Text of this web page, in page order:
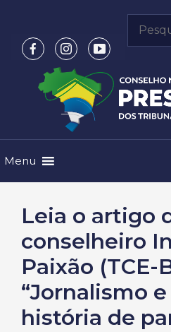
conteúdo
por:
Menu
Leia o artigo
conselheiro
Paixão (TCE-
“Jornalismo
história de